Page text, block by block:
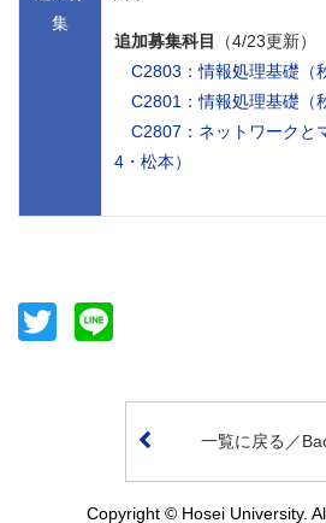
集
追加募集科目
（4/23更新
C2803：情報処理基礎（
C2801：情報処理基礎（
C2807：ネットワークと
4・松本）
Twitter
一覧に戻る／
Copyright © Hosei University.